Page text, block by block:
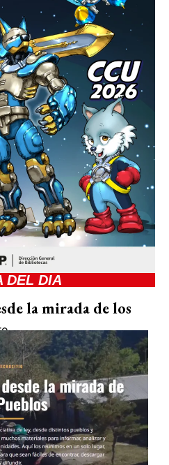
DEL DIA
la mirada de los